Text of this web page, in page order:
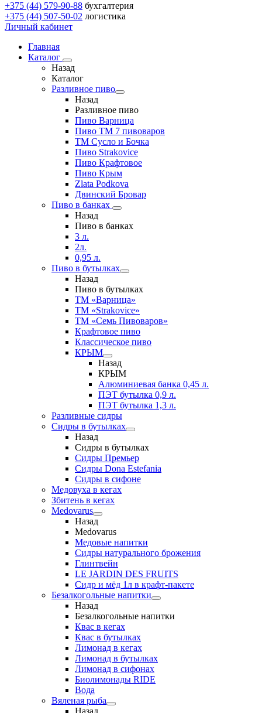
+375 (44) 579-90-88 бухгалтерия
+375 (44) 507-50-02 логистика
Личный кабинет
Главная
Каталог
Назад
Каталог
Разливное пиво
Назад
Разливное пиво
Пиво Варница
Пиво ТМ 7 пивоваров
ТМ Сусло и Бочка
Пиво Strakovice
Пиво Крафтовое
Пиво Крым
Zlata Podkova
Двинский Бровар
Пиво в банках
Назад
Пиво в банках
3 л.
2л.
0,95 л.
Пиво в бутылках
Назад
Пиво в бутылках
ТМ «Варница»
ТМ «Strakovice»
ТМ «Семь Пивоваров»
Крафтовое пиво
Классическое пиво
КРЫМ
Назад
КРЫМ
Алюминиевая банка 0,45 л.
ПЭТ бутылка 0,9 л.
ПЭТ бутылка 1,3 л.
Разливные сидры
Сидры в бутылках
Назад
Сидры в бутылках
Сидры Премьер
Сидры Dona Estefania
Сидры в сифоне
Медовуха в кегах
Збитень в кегах
Medovarus
Назад
Medovarus
Медовые напитки
Сидры натурального брожения
Глинтвейн
LE JARDIN DES FRUITS
Сидр и мёд 1л в крафт-пакете
Безалкогольные напитки
Назад
Безалкогольные напитки
Квас в кегах
Квас в бутылках
Лимонад в кегах
Лимонад в бутылках
Лимонад в сифонах
Биолимонады RIDE
Вода
Вяленая рыба
Назад